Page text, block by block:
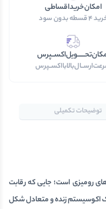
امکان‌خرید‎‌اقساطی
4 قسطه بدون سود
توضیحات تکمیلی
رومیزی است؛ جایی که رقابت
اکوسیستم زنده و متعادل شکل